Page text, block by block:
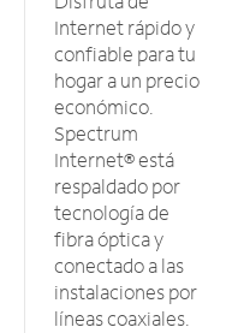
Internet rápido y
confiable para tu
hogar a un precio
económico.
Spectrum
Internet® está
respaldado por
tecnología de
fibra óptica y
conectado a las
instalaciones por
líneas coaxiales.